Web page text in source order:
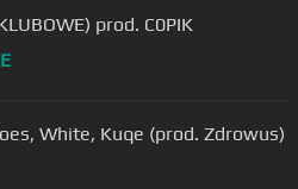
prod. C0PIK
E
White, Kuqe (prod. Zdrowus)